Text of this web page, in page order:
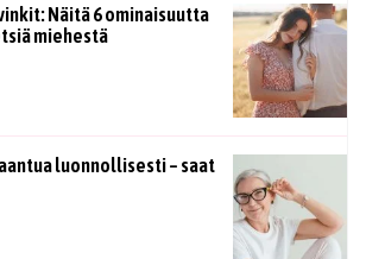
Näitä 6 ominaisuutta
miehestä
luonnollisesti – saat